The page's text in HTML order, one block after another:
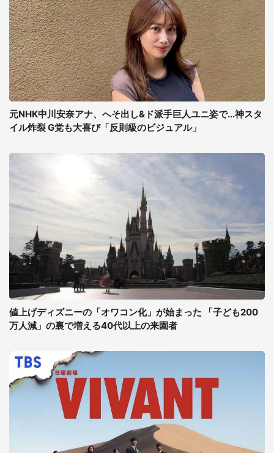
元NHK中川安奈アナ、へそ出し&ド派手巨人ユニ姿で...神スタ
イル炸裂 G党も大喜び「反則級のビジュアル」
値上げディズニーの「オワコン化」が始まった 「子ども200
万人減」の裏で増える40代以上の来園者